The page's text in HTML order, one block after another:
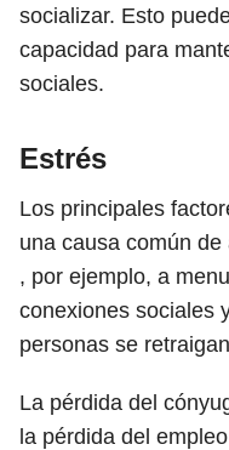
socializar. Esto
capacidad para
sociales.
Estrés
Los principales
una causa común
, por ejemplo, a
conexiones sociales
personas se
La pérdida del
la pérdida del